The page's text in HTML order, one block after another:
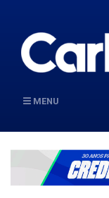
MENU